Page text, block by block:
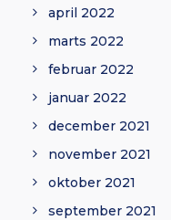
april 2022
marts 2022
februar 2022
januar 2022
december 2021
november 2021
oktober 2021
september 2021